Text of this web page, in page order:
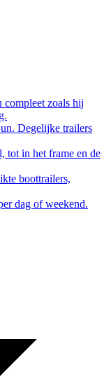
compleet zoals hij
Degelijke trailers
tot in het frame en de
boottrailers,
dag of weekend.